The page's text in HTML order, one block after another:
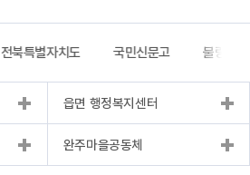
전북특별자치도 국민신문고 불량식
읍면 행정복지센터
완주마을공동체